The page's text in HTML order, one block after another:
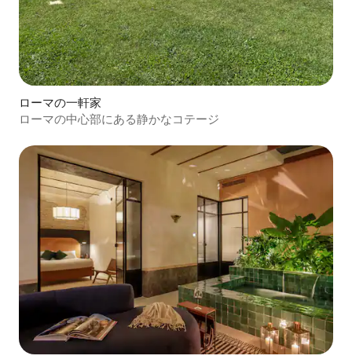
ローマの一軒家
ローマの中心部にある静かなコテージ